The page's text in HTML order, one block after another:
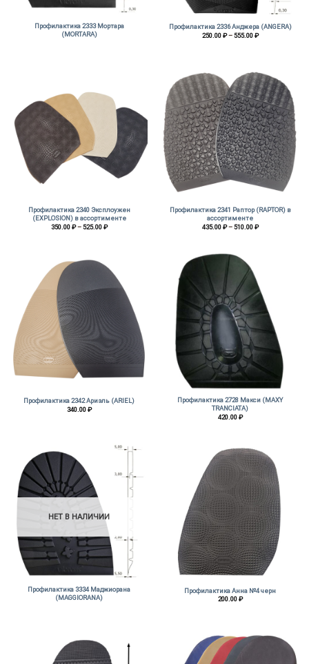
Профилактика 2333 Мортара
(MORTARA)
Профилактика 2336 Анджера (ANGERA)
250.00₽ – 555.00₽Диапазон
Профилактика 2340 Эксплоужен
(EXPLOSION) в ассортименте
350.00₽ – 525.00₽Диапазон
Профилактика 2341 Раптор (RAPTOR) в
ассортименте
435.00₽ – 510.00₽Диапазон
Профилактика 2342 Ариэль (ARIEL)
340.00₽
Профилактика 2728 Макси (MAXY
TRANCIATA)
420.00₽
НЕТ В НАЛИЧИИ
Профилактика 3334 Маджиорана
(MAGGIORANA)
Профилактика Анна №4 черн
200.00₽